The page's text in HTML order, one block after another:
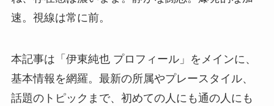
速。視線は常に前。
本記事は「伊東純也 プロフィール」をメインに、
基本情報を網羅。最新の所属やプレースタイル、
話題のトピックまで、初めての人にも通の人にも